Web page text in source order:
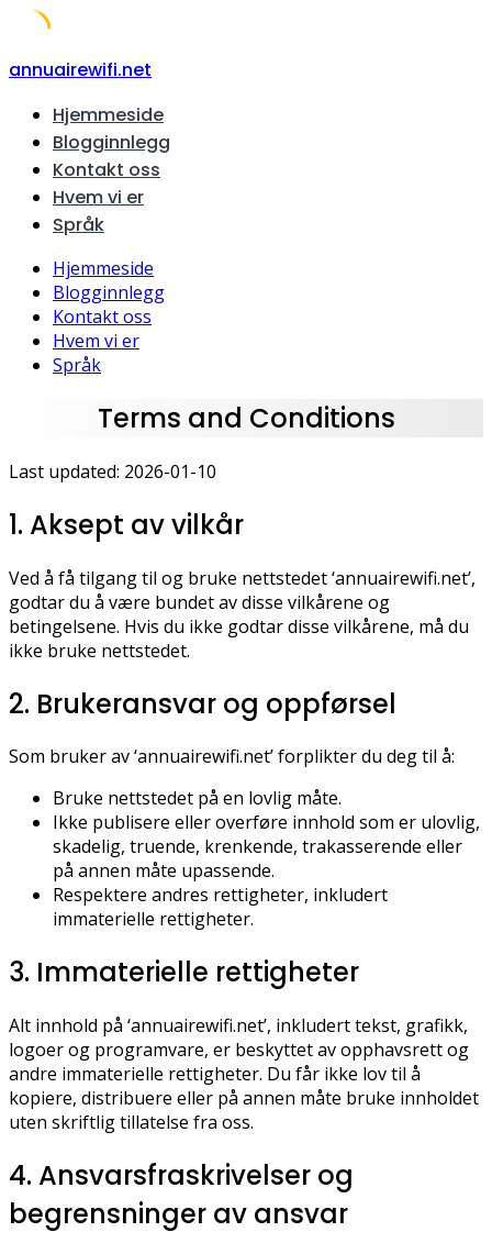
Skip
content
annuairewifi.net
Hjemmeside
Blogginnlegg
Kontakt oss
Hvem vi er
Språk
Hjemmeside
Blogginnlegg
Kontakt oss
Hvem vi er
Språk
Terms and Conditions
Last updated: 2026-01-10
1. Aksept av vilkår
Ved å få tilgang til og bruke nettstedet ‘annuairewifi.net’,
godtar du å være bundet av disse vilkårene og
betingelsene. Hvis du ikke godtar disse vilkårene, må du
ikke bruke nettstedet.
2. Brukeransvar og oppførsel
Som bruker av ‘annuairewifi.net’ forplikter du deg til å:
Bruke nettstedet på en lovlig måte.
Ikke publisere eller overføre innhold som er ulovlig,
skadelig, truende, krenkende, trakasserende eller
på annen måte upassende.
Respektere andres rettigheter, inkludert
immaterielle rettigheter.
3. Immaterielle rettigheter
Alt innhold på ‘annuairewifi.net’, inkludert tekst, grafikk,
logoer og programvare, er beskyttet av opphavsrett og
andre immaterielle rettigheter. Du får ikke lov til å
kopiere, distribuere eller på annen måte bruke innholdet
uten skriftlig tillatelse fra oss.
4. Ansvarsfraskrivelser og
begrensninger av ansvar